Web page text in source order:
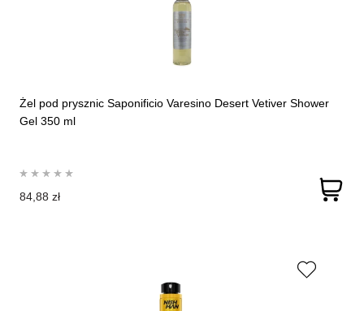
Żel pod prysznic Saponificio Varesino Desert Vetiver Shower
Gel 350 ml
84,88 zł